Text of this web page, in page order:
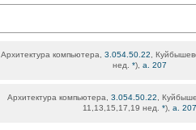
Архитектура компьютера,3.054.50.22
,
нед.*),а. 207
Архитектура компьютера,3.054.50.22
,
11,13,15,17,19 нед.*),а.